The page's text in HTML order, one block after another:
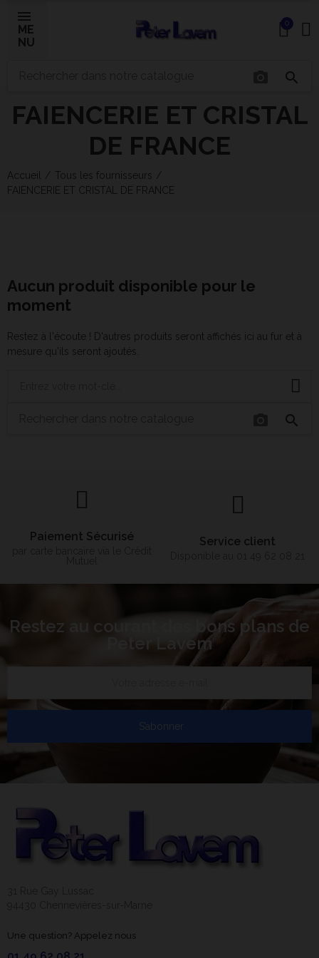
ME
NU
0
search
FAIENCERIE ET CRISTAL
DE FRANCE
Accueil
Tous les fournisseurs
FAIENCERIE ET CRISTAL DE FRANCE
Aucun produit disponible pour le
moment
Restez à l'écoute ! D'autres produits seront affichés ici au fur et à
mesure qu'ils seront ajoutés.
search
×
Bonjour ! Je suis votre expert IA céramique.
Paiement Sécurisé Service client
Restez au courant des bons plans de
Peter Lavem
S’abonner
Une question? Appelez nous